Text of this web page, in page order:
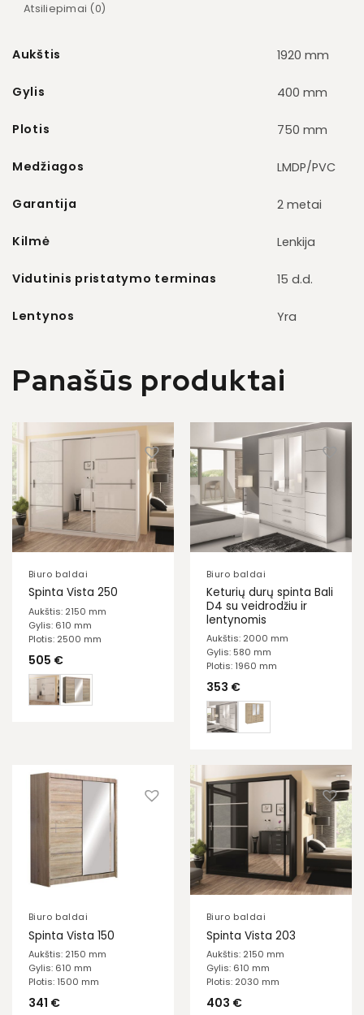
Atsiliepimai (0)
Aukštis 1920 mm
Gylis 400 mm
Plotis 750 mm
Medžiagos LMDP/PVC
Garantija 2 metai
Kilmė Lenkija
Vidutinis pristatymo terminas 15 d.d.
Lentynos Yra
Panašūs produktai
Biuro baldai
Spinta Vista 250
Aukštis: 2150 mm
Gylis: 610 mm
Plotis: 2500 mm
505 €
Biuro baldai
Keturių durų spinta Bali
D4 su veidrodžiu ir
lentynomis
Aukštis: 2000 mm
Gylis: 580 mm
Plotis: 1960 mm
353 €
Biuro baldai
Spinta Vista 150
Aukštis: 2150 mm
Gylis: 610 mm
Plotis: 1500 mm
341 €
Biuro baldai
Spinta Vista 203
Aukštis: 2150 mm
Gylis: 610 mm
Plotis: 2030 mm
403 €